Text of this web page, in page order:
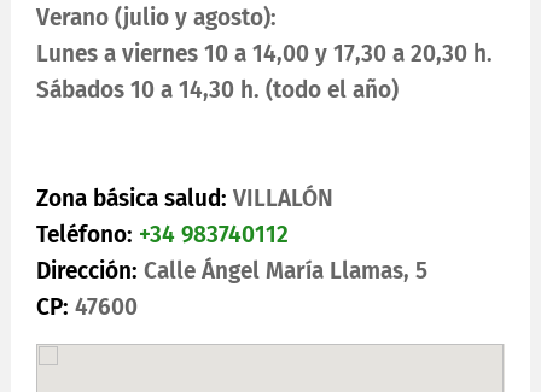
Verano (julio y agosto):
Lunes a viernes 10 a 14,00 y 17,30 a 20,30 h.
Sábados 10 a 14,30 h. (todo el año)
Zona básica salud:VILLALÓN
Teléfono: +34 983740112
Dirección: Calle Ángel María Llamas, 5
CP: 47600